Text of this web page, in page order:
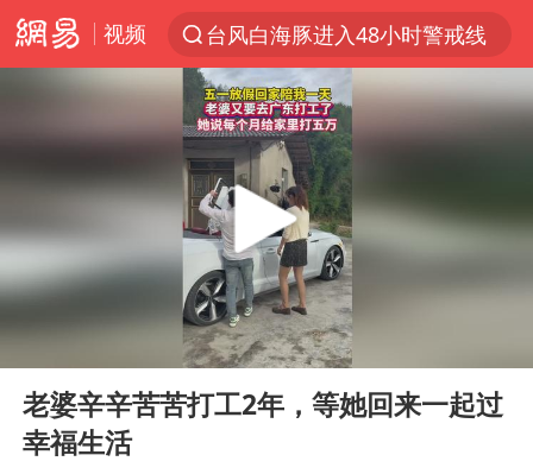
视频
台风白海豚进入48小时警戒线
以“新”破局 首发经济点亮城市消费活力
佛得角门将亮相智利俱乐部主场
宇树科技发行价格150.80元/股
看守所辅警收受10万获刑1年
宇树科技王兴兴身家有望超200亿元
五粮液渠道价一箱上涨近百元
CIA被曝已秘密设立古巴工作组
U17国足1分钟轰2球
Play
老婆辛辛苦苦打工2年，等她回来一起过
幸福生活